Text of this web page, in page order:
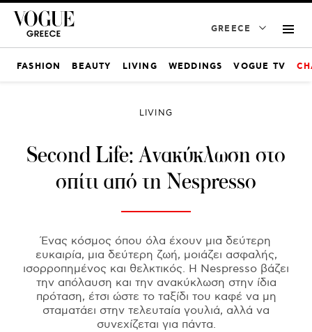
GREECE
FASHION BEAUTY LIVING WEDDINGS VOGUE TV
LIVING
Second Life: Aνακύκλωση στο
σπίτι από τη Nespresso
Ένας κόσμος όπου όλα έχουν μια δεύτερη
ευκαιρία, μια δεύτερη ζωή, μοιάζει ασφαλής,
ισορροπημένος και θελκτικός. Η Nespresso βάζει
την απόλαυση και την ανακύκλωση στην ίδια
πρόταση, έτσι ώστε το ταξίδι του καφέ να μη
σταματάει στην τελευταία γουλιά, αλλά να
συνεχίζεται για πάντα.